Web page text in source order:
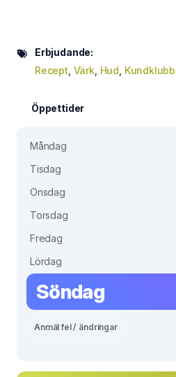
Erbjudande:
Recept Värk, Hud Kundklubb
Öppettider
Måndag
Tisdag
Onsdag
Torsdag
Fredag
Lördag
Söndag
Anmäl fel / ändringar